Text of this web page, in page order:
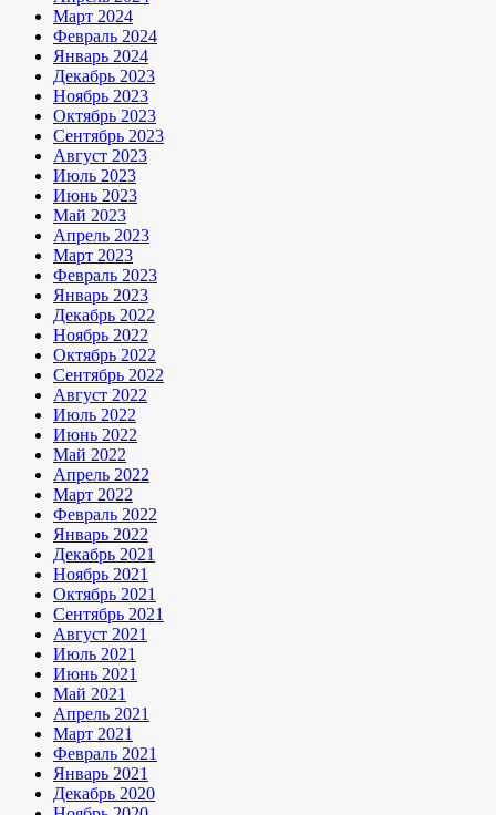
Март 2024
Февраль 2024
Январь 2024
Декабрь 2023
Ноябрь 2023
Октябрь 2023
Сентябрь 2023
Август 2023
Июль 2023
Июнь 2023
Май 2023
Апрель 2023
Март 2023
Февраль 2023
Январь 2023
Декабрь 2022
Ноябрь 2022
Октябрь 2022
Сентябрь 2022
Август 2022
Июль 2022
Июнь 2022
Май 2022
Апрель 2022
Март 2022
Февраль 2022
Январь 2022
Декабрь 2021
Ноябрь 2021
Октябрь 2021
Сентябрь 2021
Август 2021
Июль 2021
Июнь 2021
Май 2021
Апрель 2021
Март 2021
Февраль 2021
Январь 2021
Декабрь 2020